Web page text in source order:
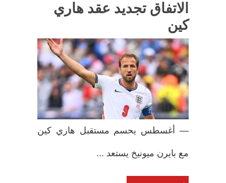
الاتفاق تجديد عقد هاري
كين
— أغسطس يحسم مستقبل هاري كين
مع بايرن ميونيخ يستعد ...